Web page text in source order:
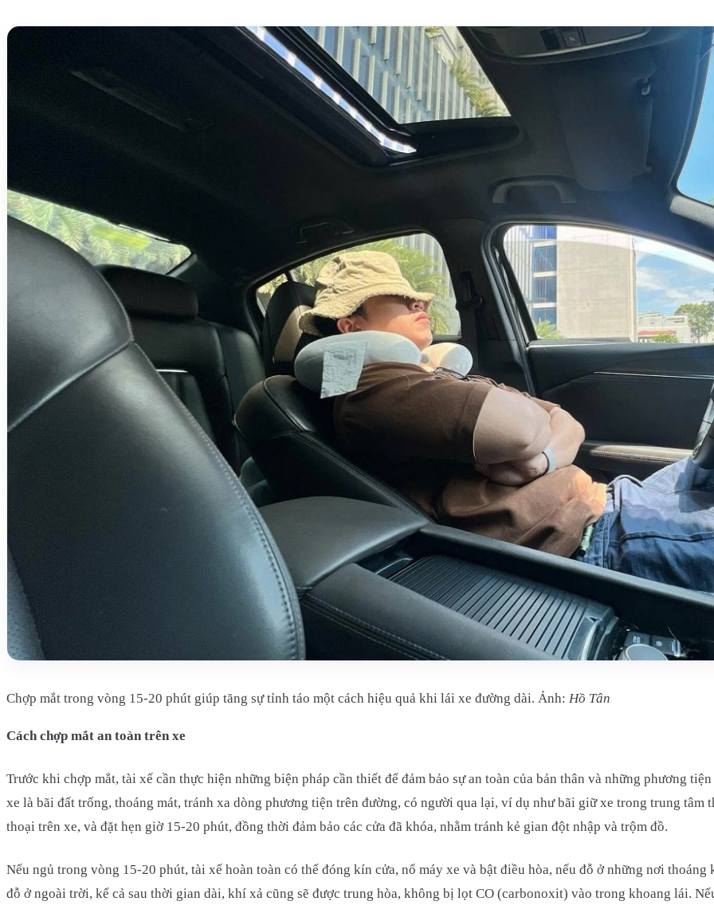
Chợp mắt trong vòng 15-20 phút giúp tăng sự tỉnh táo một cách hiệu quả khi lái xe đường dài. Ảnh: Hồ Tân
Cách chợp mắt an toàn trên xe
Trước khi chợp mắt, tài xế cần thực hiện những biện pháp cần thiết để đảm bảo sự an toàn của bản thân và những phương
xe là bãi đất trống, thoáng mát, tránh xa dòng phương tiện trên đường, có người qua lại, ví dụ như bãi giữ xe trong trung tâm
thoại trên xe, và đặt hẹn giờ 15-20 phút, đồng thời đảm bảo các cửa đã khóa, nhằm tránh kẻ gian đột nhập và trộm đồ.
Nếu ngủ trong vòng 15-20 phút, tài xế hoàn toàn có thể đóng kín cửa, nổ máy xe và bật điều hòa, nếu đỗ ở những nơi
đỗ ở ngoài trời, kể cả sau thời gian dài, khí xả cũng sẽ được trung hòa, không bị lọt CO (carbonoxit) vào trong khoang lái.